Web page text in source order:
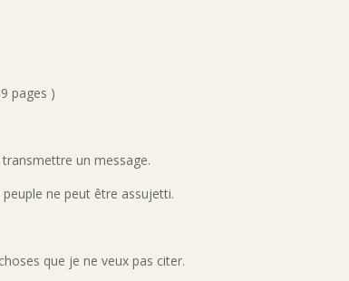
pages )
un message.
ne peut être assujetti.
que je ne veux pas citer.